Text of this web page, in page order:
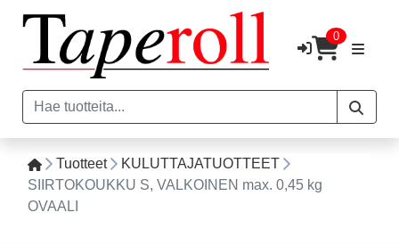
0
Tuotteet
KULUTTAJATUOTTEET
SIIRTOKOUKKU S, VALKOINEN max. 0,45 kg
OVAALI